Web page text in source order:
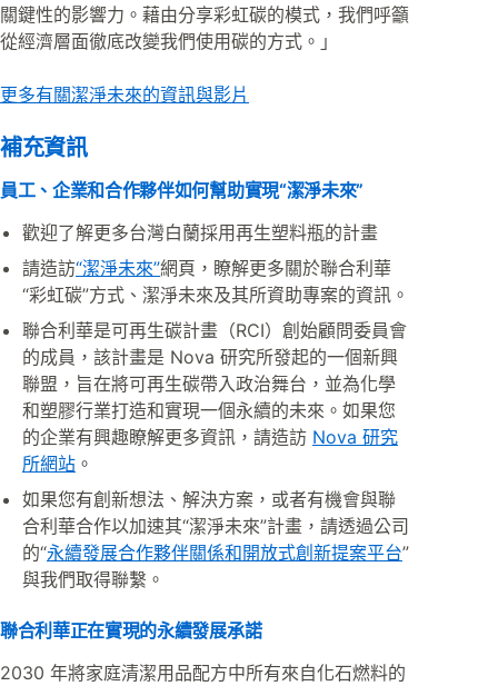
關鍵性的影響力。藉由分享彩虹碳的模式，我們呼籲
從經濟層面徹底改變我們使用碳的方式。」
更多有關潔淨未來的資訊與影片
補充資訊
員工、企業和合作夥伴如何幫助實現“潔淨未來”
歡迎了解更多台灣白蘭採用再生塑料瓶的計畫
請造訪“潔淨未來”網頁，瞭解更多關於聯合利華
“彩虹碳”方式、潔淨未來及其所資助專案的資訊。
聯合利華是可再生碳計畫（RCI）創始顧問委員會
的成員，該計畫是 Nova 研究所發起的一個新興
聯盟，旨在將可再生碳帶入政治舞台，並為化學
和塑膠行業打造和實現一個永續的未來。如果您
的企業有興趣瞭解更多資訊，請造訪 Nova 研究
所網站 。
如果您有創新想法、解決方案，或者有機會與聯
合利華合作以加速其“潔淨未來”計畫，請透過公司
的“永續發展合作夥伴關係和開放式創新提案平台”
與我們取得聯繫。
聯合利華正在實現的永續發展承諾
2030 年將家庭清潔用品配方中所有來自化石燃料的